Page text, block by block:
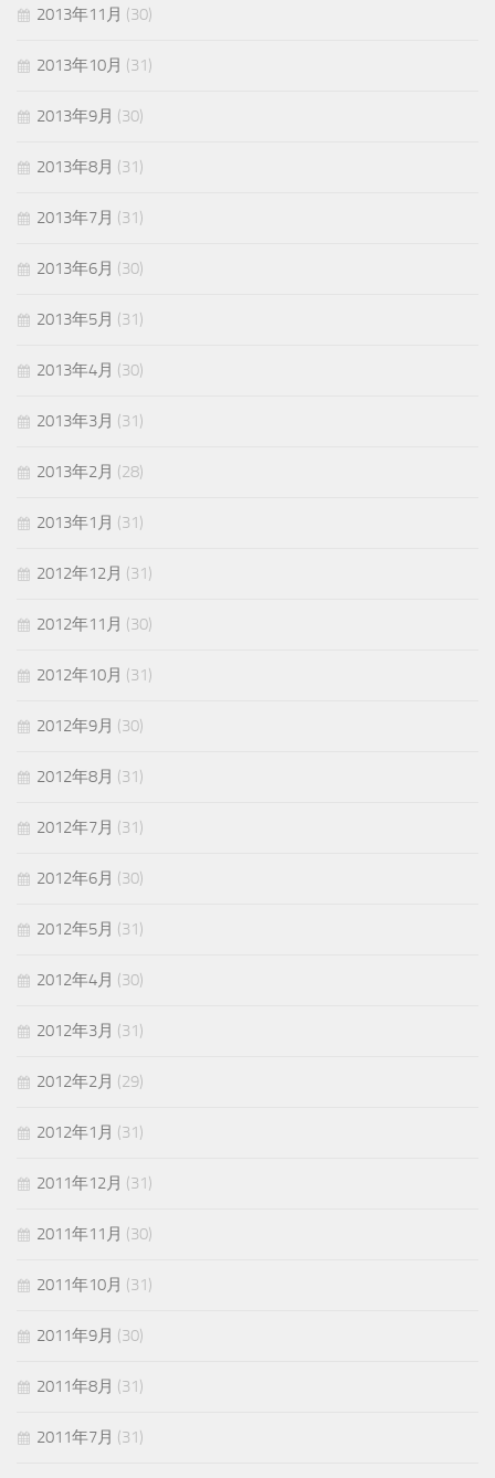
2013年11月 (30)
2013年10月 (31)
2013年9月 (30)
2013年8月 (31)
2013年7月 (31)
2013年6月 (30)
2013年5月 (31)
2013年4月 (30)
2013年3月 (31)
2013年2月 (28)
2013年1月 (31)
2012年12月 (31)
2012年11月 (30)
2012年10月 (31)
2012年9月 (30)
2012年8月 (31)
2012年7月 (31)
2012年6月 (30)
2012年5月 (31)
2012年4月 (30)
2012年3月 (31)
2012年2月 (29)
2012年1月 (31)
2011年12月 (31)
2011年11月 (30)
2011年10月 (31)
2011年9月 (30)
2011年8月 (31)
2011年7月 (31)